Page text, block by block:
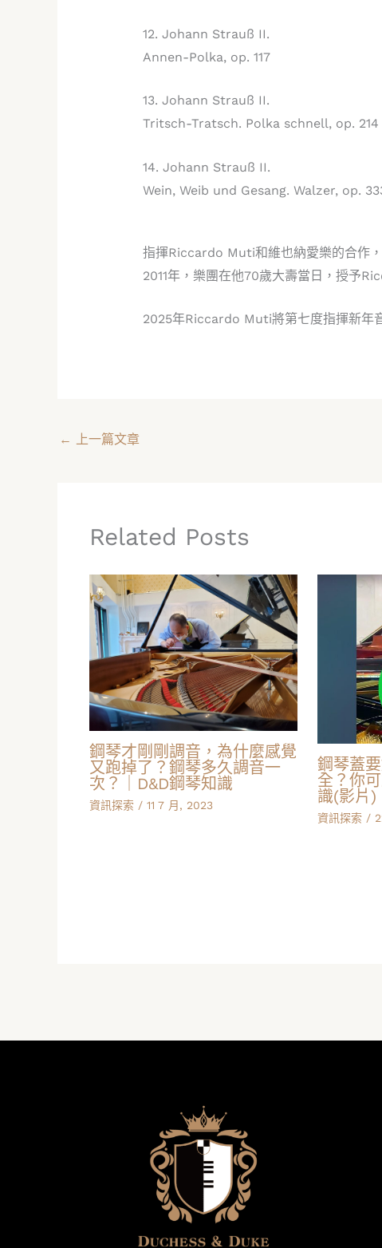
12. Johann Strauß II.
Annen-Polka, op. 117
13. Johann Strauß II.
Tritsch-Tratsch. Polka schnell, op. 214
14. Johann Strauß II.
Wein, Weib und Gesang. Walzer, op.
指揮Riccardo Muti和維也納愛樂的合作
2011年，樂團在他70歲大壽當日，授予
2025年Riccardo Muti將第七度指揮新年
← 上一篇文章
Related Posts
鋼琴才剛剛調音，為什麼感覺
又跑掉了？鋼琴多久調音一
次？｜D&D鋼琴知識
資訊探索 / 11 7 月, 2023
鋼琴蓋
全？你
識(影片)
資訊探索 /